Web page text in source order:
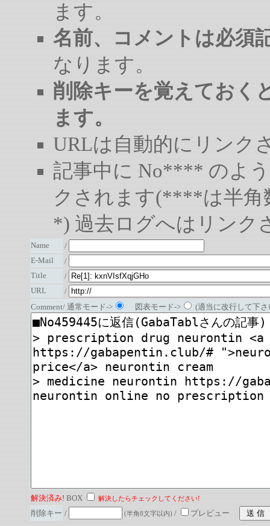
ます。
名前、コメントは必須
なります。
削除キーを覚えておく
ます。
URLは自動的にリンク
記事中に No**** のよ
クされます(****は半角
*) 過去ログへはリンク
Name
/
E-Mail
/
Title
/
URL
/
Comment/ 通常モード->
図表モード-> (適当に改行して下
解決済み!BOX 解決したらチェックしてください!
削除キー / (半角8文字以内)/ プレビュー